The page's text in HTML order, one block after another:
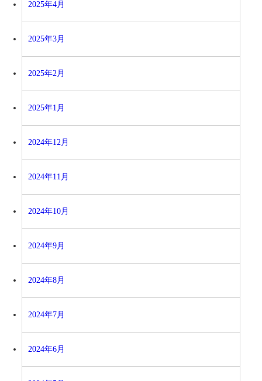
2025年4月
2025年3月
2025年2月
2025年1月
2024年12月
2024年11月
2024年10月
2024年9月
2024年8月
2024年7月
2024年6月